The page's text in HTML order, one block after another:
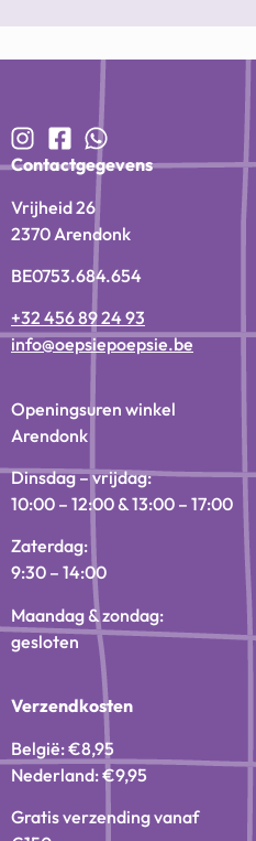
Contactgegevens
Vrijheid 26
2370 Arendonk
BE0753.684.654
+32 456 89 24 93
info@oepsiepoepsie.be
Openingsuren winkel
Arendonk
Dinsdag – vrijdag:
10:00 – 12:00 & 13:00 – 17:00
Zaterdag:
9:30 – 14:00
Maandag & zondag:
gesloten
Verzendkosten
België: €8,95
Nederland: €9,95
Gratis verzending vanaf